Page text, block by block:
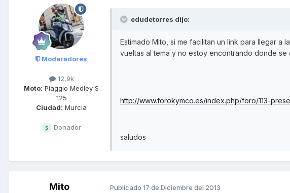
Moderadores
12,9k
Moto: Piaggio Medley S
125
Ciudad: Murcia
Donador
edudetorres dijo:
Estimado Mito, si me facilitan un link para llegar
vueltas al tema y no estoy encontrando donde se
http://www.forokymco.es/index.php/foro/113-
saludos
Mito Publicado 17 de Diciembre del 2013